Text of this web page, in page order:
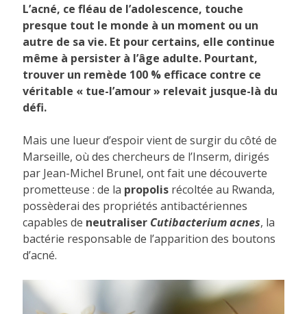
L’acné, ce fléau de l’adolescence, touche
presque tout le monde à un moment ou un
autre de sa vie. Et pour certains, elle continue
même à persister à l’âge adulte. Pourtant,
trouver un remède 100 % efficace contre ce
véritable « tue-l’amour » relevait jusque-là du
défi.
Mais une lueur d’espoir vient de surgir du côté de
Marseille, où des chercheurs de l’Inserm, dirigés
par Jean-Michel Brunel, ont fait une découverte
prometteuse : de la propolis récoltée au Rwanda,
possèderai des propriétés antibactériennes
capables de neutraliser Cutibacterium acnes, la
bactérie responsable de l’apparition des boutons
d’acné.